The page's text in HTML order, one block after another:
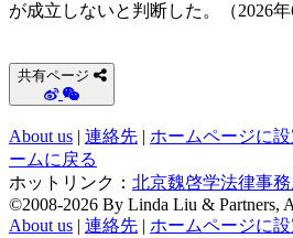
が成立しないと判断した。（2026
共有ページ
About us | 連絡先 | ホームページに
ームに戻る
ホットリンク： 北京魏啓学法律事
©2008-2026 By Linda Liu & Partners,
About us | 連絡先 | ホームページに